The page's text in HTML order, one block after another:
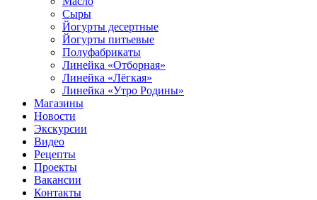
Сыры
Йогурты десертные
Йогурты питьевые
Полуфабрикаты
Линейка «Отборная»
Линейка «Лёгкая»
Линейка «Утро Родины»
Магазины
Новости
Экскурсии
Видео
Рецепты
Проекты
Вакансии
Контакты